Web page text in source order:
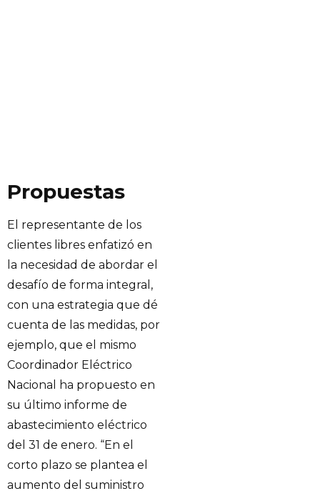
Propuestas
El representante de los
clientes libres enfatizó en
la necesidad de abordar el
desafío de forma integral,
con una estrategia que dé
cuenta de las medidas, por
ejemplo, que el mismo
Coordinador Eléctrico
Nacional ha propuesto en
su último informe de
abastecimiento eléctrico
del 31 de enero. “En el
corto plazo se plantea el
aumento del suministro